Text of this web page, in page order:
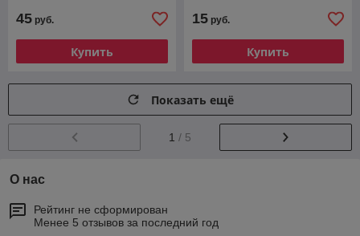
45 руб.
Купить
15 руб.
Купить
Показать ещё
1 / 5
О нас
Рейтинг не сформирован
Менее 5 отзывов за последний год